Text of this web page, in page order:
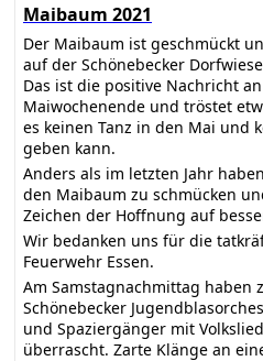
Maibaum 2021
Der Maibaum ist geschmückt
auf der Schönebecker
Das ist die positive Nachricht
Maiwochenende und tröstet
es keinen Tanz in den Mai und
geben kann.
Anders als im letzten Jahr
den Maibaum zu schmücken
Zeichen der Hoffnung auf
Wir bedanken uns für die
Feuerwehr Essen.
Am Samstagnachmittag haben
Schönebecker
und Spaziergänger mit
überrascht. Zarte Klänge an